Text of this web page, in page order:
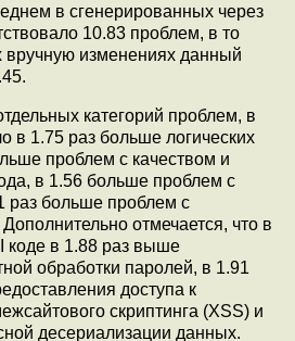
в сгенерированных через
10.83 проблем, в то
вручную изменениях данный
категорий проблем, в
в 1.75 раз больше логических
проблем с качеством и
в 1.56 больше проблем с
раз больше проблем с
отмечается, что в
коде в 1.88 раз выше
обработки паролей, в 1.91
доступа к
скриптинга (XSS) и
десериализации данных.